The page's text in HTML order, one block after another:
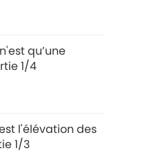
qu’une
1/4
l'élévation des
1/3